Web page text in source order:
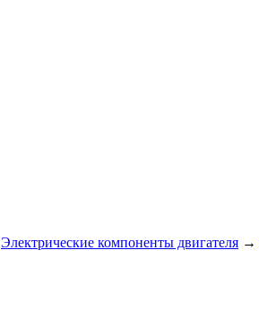
Электрические компоненты двигателя →